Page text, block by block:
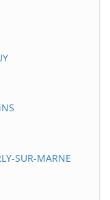
SUR-MARNE